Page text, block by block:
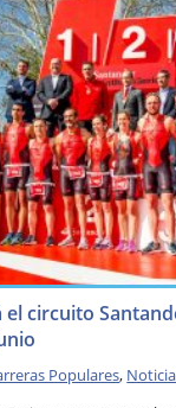
el circuito
Populares,